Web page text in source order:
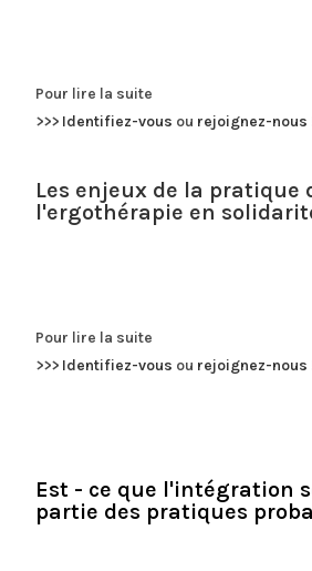
Pour lire la suite
>>> Identifiez-vous ou rejoignez-nous
Les enjeux de la pratique
l'ergothérapie en
Pour lire la suite
>>> Identifiez-vous ou rejoignez-nous
Est - ce que l'intégration
partie des pratiques